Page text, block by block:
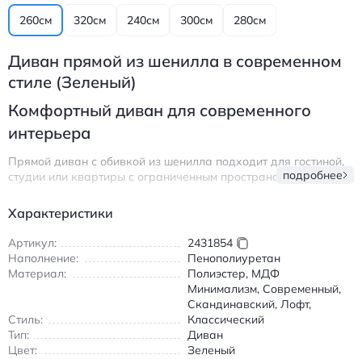
260см 320см 240см 300см 280см
Диван прямой из шенилла в современном
стиле (Зеленый)
Комфортный диван для современного
интерьера
Прямой диван с обивкой из шенилла подходит для гостиной,
студии или квартиры с ограниченным пространством.
обстановку и подчёркивает аккуратность интерьера.
Поверхность ткани приятна на ощупь и визуально выглядит
мягкой и уютной.
Наполнение из упругого плотного материала обеспечивает
комфортную посадку и сохраняет форму при ежедневном
использовании. Конструкция рассчитана на несколько
человек, благодаря чему диван удобно использовать для
отдыха всей семьи или приёма гостей.
Модель выполнена в прямой форме, что упрощает
подробнее
Характеристики
Артикул:
2431854
Наполнение:
Пенополиуретан
Материал:
Полиэстер, МДФ
Стиль:
Минимализм, Современный,
Скандинавский, Лофт,
Классический
Тип:
Диван
Цвет:
Зеленый